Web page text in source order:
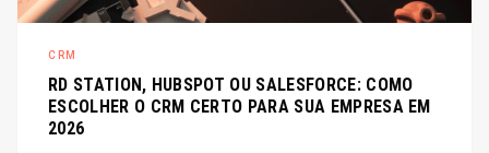
CRM
RD STATION, HUBSPOT OU SALESFORCE: COMO
ESCOLHER O CRM CERTO PARA SUA EMPRESA EM
2026